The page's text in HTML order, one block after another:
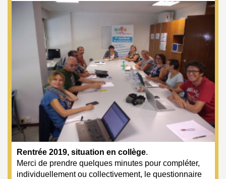
n
s
T
o
u
r
s
Rentrée 2019, situation en collège.
Merci de prendre quelques minutes pour compléter,
individuellement ou collectivement, le questionnaire